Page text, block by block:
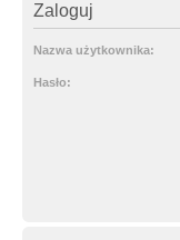
Zaloguj
Nazwa użytkownika:
Hasło: